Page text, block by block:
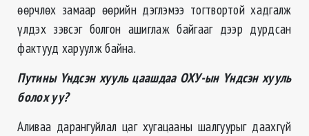
өөрчлөх замаар өөрийн дэглэмээ тогтвортой хадгалж
үлдэх зэвсэг болгон ашиглаж байгааг дээр дурдсан
фактууд харуулж байна.
Путины Үндсэн хууль цаашдаа ОХУ-ын Үндсэн хууль
болох уу?
Аливаа дарангуйлал цаг хугацааны шалгуурыг даахгүй